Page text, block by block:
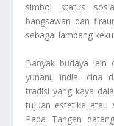
simbol status
bangsawan dan
sebagai lambang
Banyak budaya lain
yunani, india, cina
tradisi yang kaya
tujuan estetika atau
Pada Tangan